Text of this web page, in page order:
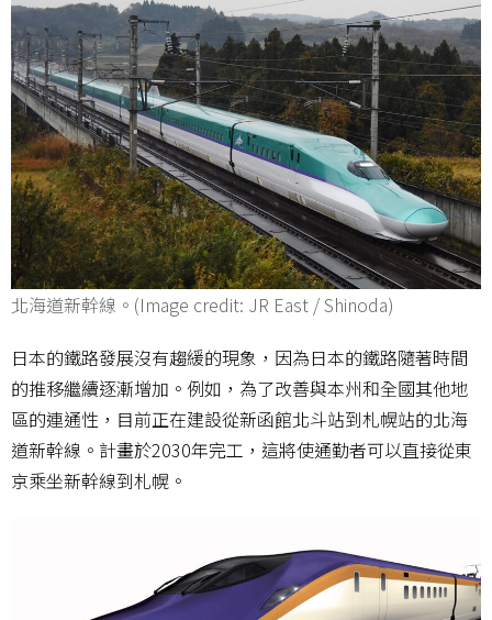
北海道新幹線。(Image credit: JR East / Shinoda)
日本的鐵路發展沒有趨緩的現象，因為日本的鐵路隨著時間
的推移繼續逐漸增加。例如，為了改善與本州和全國其他地
區的連通性，目前正在建設從新函館北斗站到札幌站的北海
道新幹線。計畫於2030年完工，這將使通勤者可以直接從東
京乘坐新幹線到札幌。